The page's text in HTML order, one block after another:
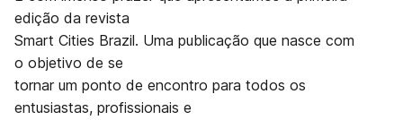
edição da revista
Smart Cities Brazil. Uma publicação que nasce com
o objetivo de se
tornar um ponto de encontro para todos os
entusiastas, profissionais e